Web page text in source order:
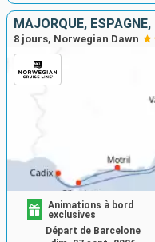
MAJORQUE, ESPAGNE,
8 jours, Norwegian Dawn
Animations à bord
exclusives
Départ de Barcelone